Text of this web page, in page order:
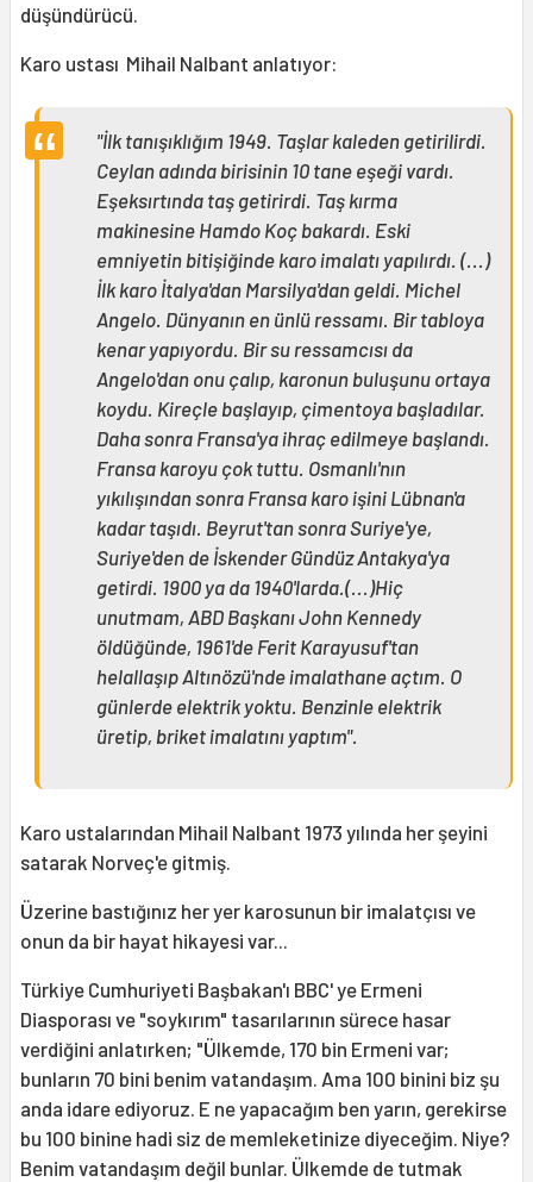
düşündürücü.
Karo ustası Mihail Nalbant anlatıyor:
"İlk tanışıklığım 1949. Taşlar kaleden getirilirdi.
Ceylan adında birisinin 10 tane eşeği vardı.
Eşeksırtında taş getirirdi. Taş kırma
makinesine Hamdo Koç bakardı. Eski
emniyetin bitişiğinde karo imalatı yapılırdı. (...)
İlk karo İtalya'dan Marsilya'dan geldi. Michel
Angelo. Dünyanın en ünlü ressamı. Bir tabloya
kenar yapıyordu. Bir su ressamcısı da
Angelo'dan onu çalıp, karonun buluşunu ortaya
koydu. Kireçle başlayıp, çimentoya başladılar.
Daha sonra Fransa'ya ihraç edilmeye başlandı.
Fransa karoyu çok tuttu. Osmanlı'nın
yıkılışından sonra Fransa karo işini Lübnan'a
kadar taşıdı. Beyrut'tan sonra Suriye'ye,
Suriye'den de İskender Gündüz Antakya'ya
getirdi. 1900 ya da 1940'larda.(...)Hiç
unutmam, ABD Başkanı John Kennedy
öldüğünde, 1961'de Ferit Karayusuf'tan
helallaşıp Altınözü'nde imalathane açtım. O
günlerde elektrik yoktu. Benzinle elektrik
üretip, briket imalatını yaptım".
Karo ustalarından Mihail Nalbant 1973 yılında her şeyini
satarak Norveç'e gitmiş.
Üzerine bastığınız her yer karosunun bir imalatçısı ve
onun da bir hayat hikayesi var...
Türkiye Cumhuriyeti Başbakan'ı BBC' ye Ermeni
Diasporası ve "soykırım" tasarılarının sürece hasar
verdiğini anlatırken; "Ülkemde, 170 bin Ermeni var;
bunların 70 bini benim vatandaşım. Ama 100 binini biz şu
anda idare ediyoruz. E ne yapacağım ben yarın, gerekirse
bu 100 binine hadi siz de memleketinize diyeceğim. Niye?
Benim vatandaşım değil bunlar. Ülkemde de tutmak